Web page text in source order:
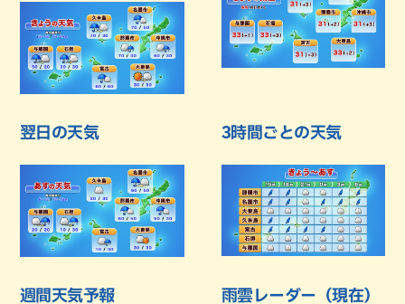
翌日の天気 3時間ごとの天気
週間天気予報 雨雲レーダー（現在）